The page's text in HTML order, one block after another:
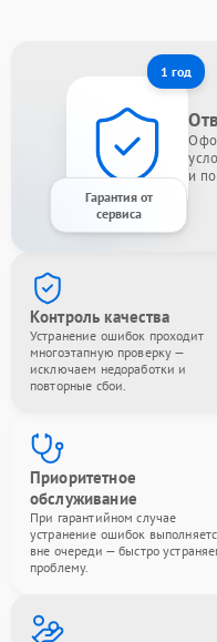
1 год
Гарантия от
сервиса
и
Контроль качества
Устранение ошибок проходит
многоэтапную проверку —
исключаем недоработки и
повторные сбои.
Приоритетное
обслуживание
При гарантийном случае
устранение ошибок
вне очереди — быстро
проблему.